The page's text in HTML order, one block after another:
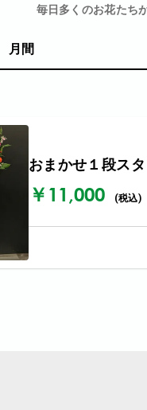
毎日多くのお花たち
月間
おまかせ１段ス
￥11,000 (税込)